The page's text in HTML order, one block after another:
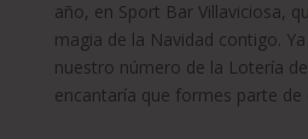
año, en Sport Bar Villaviciosa,
magia de la Navidad contigo.
nuestro número de la Lotería
encantaría que formes parte de